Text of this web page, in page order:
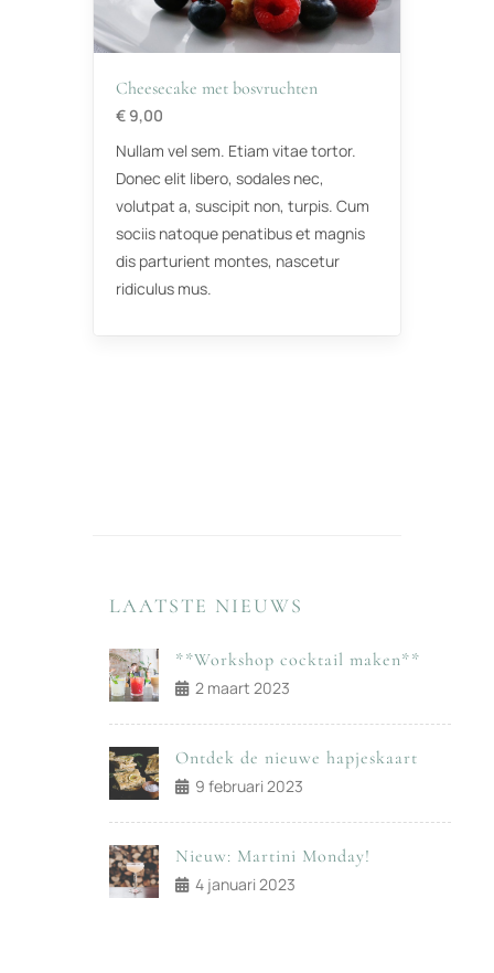
Cheesecake met bosvruchten
€ 9,00
Nullam vel sem. Etiam vitae tortor.
Donec elit libero, sodales nec,
volutpat a, suscipit non, turpis. Cum
sociis natoque penatibus et magnis
dis parturient montes, nascetur
ridiculus mus.
LAATSTE NIEUWS
**Workshop cocktail maken**
2 maart 2023
Ontdek de nieuwe hapjeskaart
9 februari 2023
Nieuw: Martini Monday!
4 januari 2023